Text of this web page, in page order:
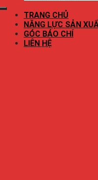
TRANG CHỦ
NĂNG LỰC SẢN
GÓC BÁO CHÍ
LIÊN HỆ